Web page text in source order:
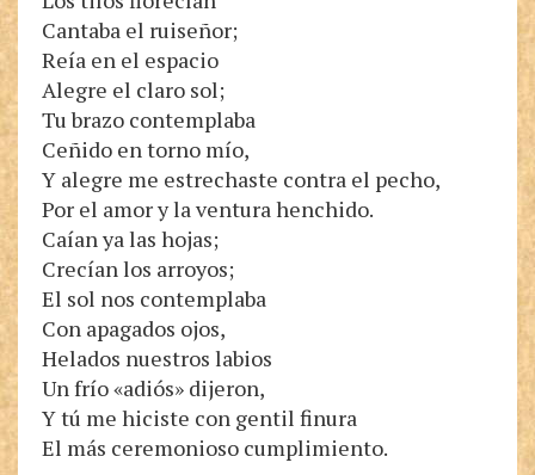
Cantaba el ruiseñor;
Reía en el espacio
Alegre el claro sol;
Tu brazo contemplaba
Ceñido en torno mío,
Y alegre me estrechaste contra el pecho,
Por el amor y la ventura henchido.
Caían ya las hojas;
Crecían los arroyos;
El sol nos contemplaba
Con apagados ojos,
Helados nuestros labios
Un frío «adiós» dijeron,
Y tú me hiciste con gentil finura
El más ceremonioso cumplimiento.